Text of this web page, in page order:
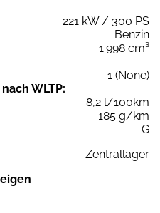
221 kW / 300 PS
Benzin
1.998 cm³
1 (None)
WLTP:
8,2 l/100km
185 g/km
G
Zentrallager